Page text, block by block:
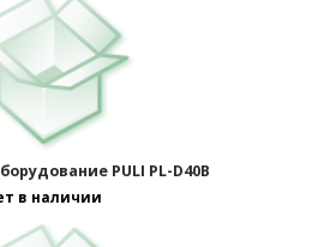
PULI PL-D40B
в наличии